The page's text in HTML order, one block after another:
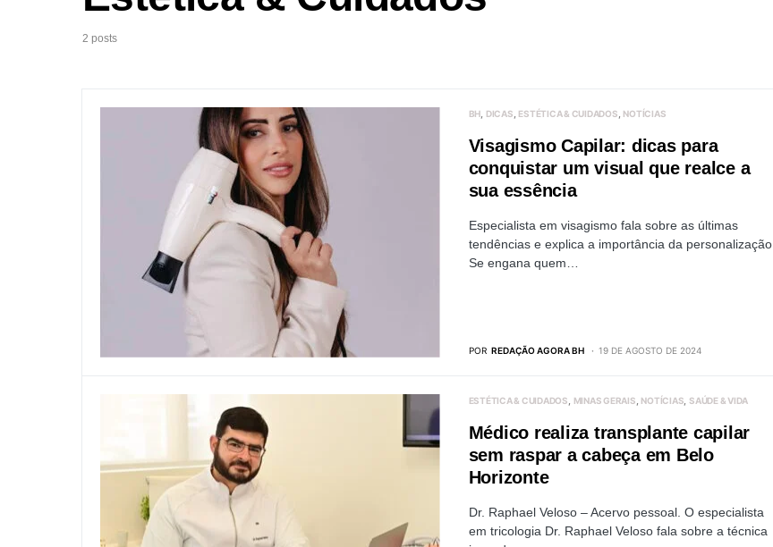
2 posts
BH DICAS ESTÉTICA & CUIDADOS NOTÍCIAS
Visagismo Capilar: dicas para
conquistar um visual que realce a
sua essência
Especialista em visagismo fala sobre as últimas
tendências e explica a importância da personalização
Se engana quem…
POR REDAÇÃO AGORA BH 19 DE AGOSTO DE 2024
ESTÉTICA & CUIDADOS MINAS GERAIS NOTÍCIAS SAÚDE & VIDA
Médico realiza transplante capilar
sem raspar a cabeça em Belo
Horizonte
Dr. Raphael Veloso – Acervo pessoal. O especialista
em tricologia Dr. Raphael Veloso fala sobre a técnica